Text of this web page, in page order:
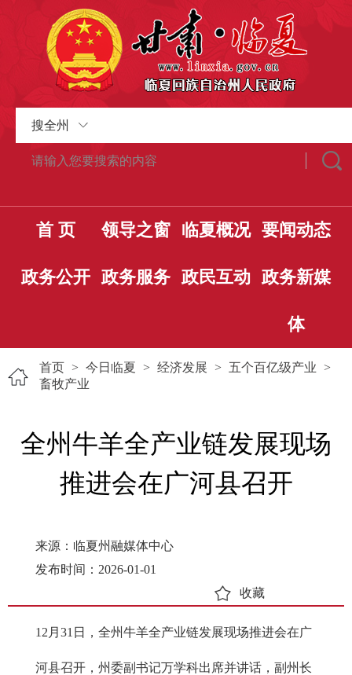
搜全州
首 页 领导之窗 临夏概况 要闻动态
政务公开 政务服务 政民互动 政务新媒
体
首页 > 今日临夏 > 经济发展 > 五个百亿级产业 >
畜牧产业
全州牛羊全产业链发展现场
推进会在广河县召开
来源：临夏州融媒体中心
发布时间：2026-01-01
收藏
12月31日，全州牛羊全产业链发展现场推进会在广
河县召开，州委副书记万学科出席并讲话，副州长